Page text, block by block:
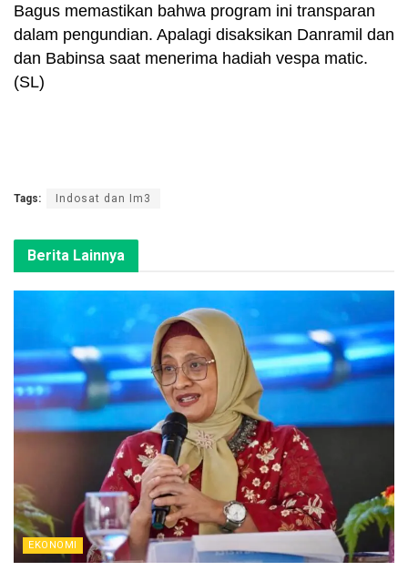
Bagus memastikan bahwa program ini transparan
dalam pengundian. Apalagi disaksikan Danramil dan
dan Babinsa saat menerima hadiah vespa matic.
(SL)
Tags: Indosat dan Im3
Berita Lainnya
EKONOMI